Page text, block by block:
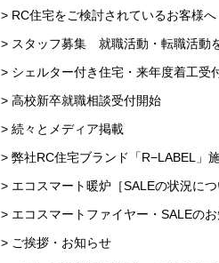
> RC住宅をご検討されているお客様へ
> スタッフ募集 就職活動・転職活動
> シェルター付き住宅・来年度着工受
> 高校新卒就職相談受付開始
> 続々とメディア掲載
> 弊社RC住宅ブランド「R−LABEL」
> エコスマート暖炉［SALEの状況につ
> エコスマートファイヤー・SALEの
> ご挨拶・お知らせ